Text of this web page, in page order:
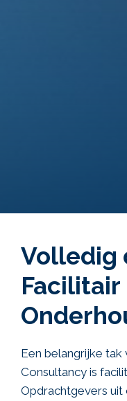
Volledig
Facilitair
Een belangrijke tak
Consultancy is
Opdrachtgevers